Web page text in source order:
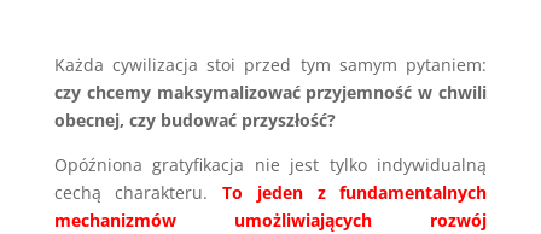
Każda cywilizacja stoi przed tym samym pytaniem:
czy chcemy maksymalizować przyjemność w chwili
obecnej, czy budować przyszłość?
Opóźniona gratyfikacja nie jest tylko indywidualną
cechą charakteru.To jeden z fundamentalnych
mechanizmów umożliwiających rozwój